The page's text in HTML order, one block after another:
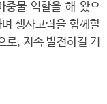
중물 역할을 해 왔으
생사고락을 함께할
, 지속 발전하길 기